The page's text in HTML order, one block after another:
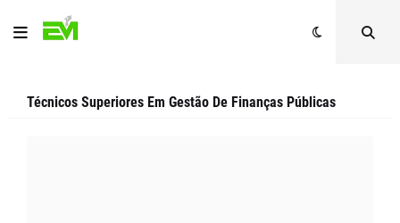
Técnicos Superiores Em Gestão De Finanças Públicas